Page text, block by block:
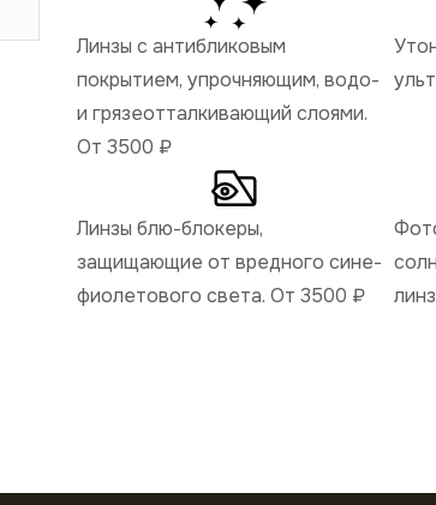
Линзы с антибликовым
покрытием, упрочняющим, водо-
и грязеотталкивающий слоями.
От 3500 ₽
Линзы блю-блокеры,
защищающие от вредного сине-
фиолетового света. От 3500 ₽